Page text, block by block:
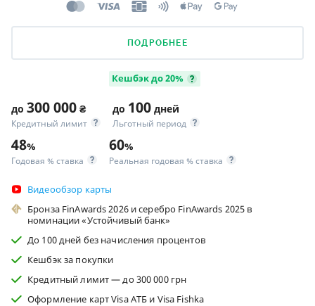
ПОДРОБНЕЕ
Кешбэк до 20%
до 300 000 ₴
Кредитный лимит
до 100 дней
Льготный период
48%
Годовая % ставка
60%
Реальная годовая % ставка
Видеообзор карты
Бронза FinAwards 2026 и серебро FinAwards 2025 в
номинации «Устойчивый банк»
До 100 дней без начисления процентов
Кешбэк за покупки
Кредитный лимит — до 300 000 грн
Оформление карт Visa АТБ и Visa Fishka